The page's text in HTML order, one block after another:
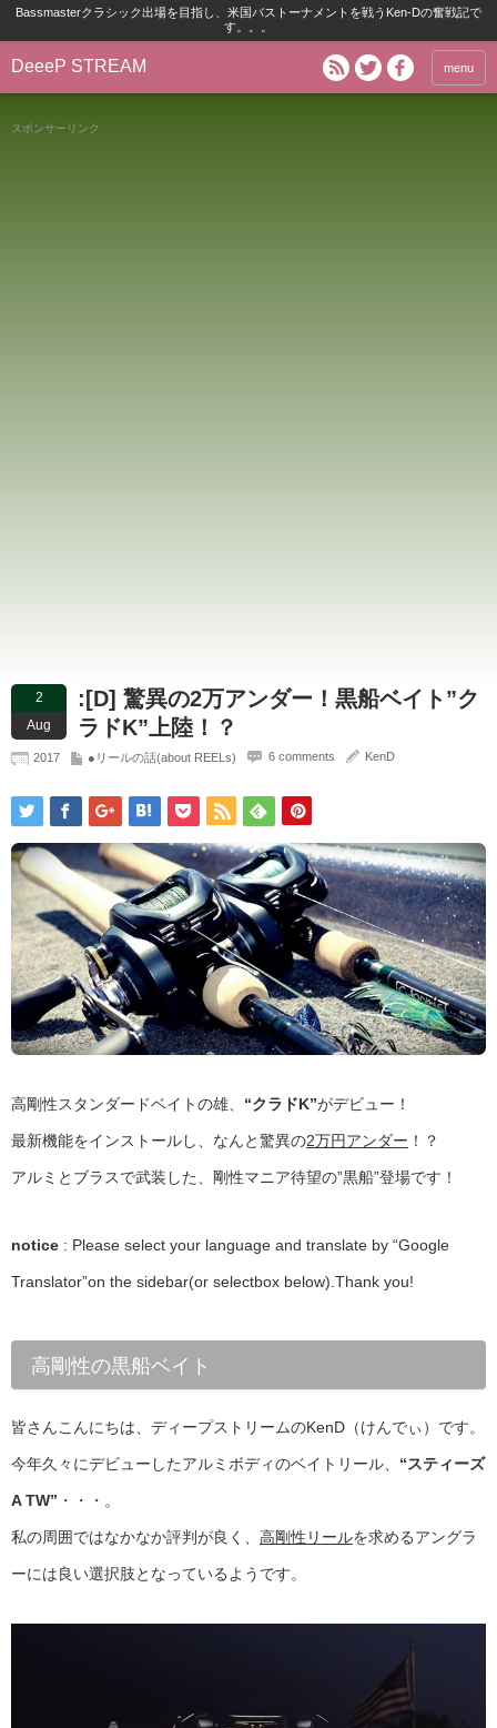
Bassmasterクラシック出場を目指し、米国バストーナメントを戦うKen-Dの奮戦記で
す。。。
DeeeP STREAM menu
スポンサーリンク
2
Aug
:[D] 驚異の2万アンダー！黒船ベイト”ク
ラドK”上陸！？
2017 ●リールの話(about REELs) 6 comments KenD
高剛性スタンダードベイトの雄、 “クラドK”がデビュー！
最新機能をインストールし、なんと驚異の2万円アンダー ！？
アルミとブラスで武装した、剛性マニア待望の”黒船”登場です！
notice : Please select your language and translate by “Google
Translator”on the sidebar(or selectbox below).Thank you!
高剛性の黒船ベイト
皆さんこんにちは、ディープストリームのKenD（けんでぃ）です。
今年久々にデビューしたアルミボディのベイトリール、 “スティーズ
A TW” ・・・。
私の周囲ではなかなか評判が良く、 高剛性リールを求めるアングラ
ーには良い選択肢となっているようです。